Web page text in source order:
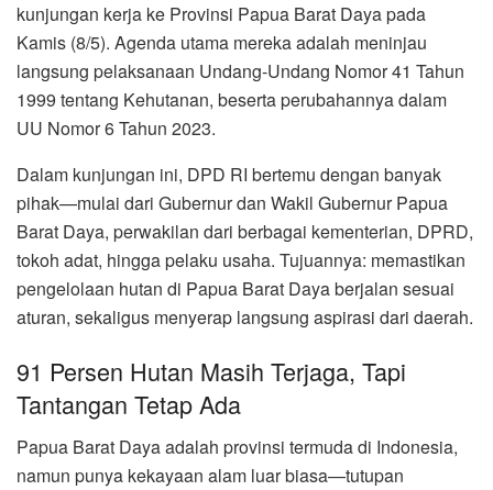
kunjungan kerja ke Provinsi Papua Barat Daya pada
Kamis (8/5). Agenda utama mereka adalah meninjau
langsung pelaksanaan Undang-Undang Nomor 41 Tahun
1999 tentang Kehutanan, beserta perubahannya dalam
UU Nomor 6 Tahun 2023.
Dalam kunjungan ini, DPD RI bertemu dengan banyak
pihak—mulai dari Gubernur dan Wakil Gubernur Papua
Barat Daya, perwakilan dari berbagai kementerian, DPRD,
tokoh adat, hingga pelaku usaha. Tujuannya: memastikan
pengelolaan hutan di Papua Barat Daya berjalan sesuai
aturan, sekaligus menyerap langsung aspirasi dari daerah.
91 Persen Hutan Masih Terjaga, Tapi
Tantangan Tetap Ada
Papua Barat Daya adalah provinsi termuda di Indonesia,
namun punya kekayaan alam luar biasa—tutupan